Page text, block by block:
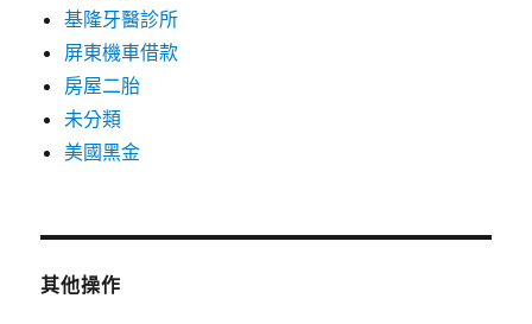
基隆牙醫診所
屏東機車借款
房屋二胎
未分類
美國黑金
其他操作